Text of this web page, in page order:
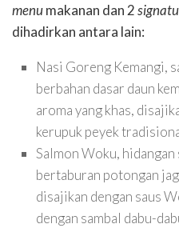
menumakanan dan 2
dihadirkan antara lain:
Nasi Goreng Kemangi,
berbahan dasar daun
aroma yang khas,
kerupuk peyek
Salmon Woku,
bertaburan potongan
disajikan dengan saus
dengan sambal dabu-